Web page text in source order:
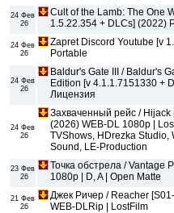
24 Фев
26
Cult of the Lamb: The One
1.5.22.354 + DLCs] (2022)
24 Фев
26
Zapret Discord Youtube [v
Portable
24 Фев
26
Baldur's Gate III / Baldur's
Edition [v 4.1.1.7151330 +
Лицензия
24 Фев
26
Захваченный рейс / Hijack
(2026) WEB-DL 1080p |
TVShows, HDrezka Studio,
Sound, LE-Production
23 Фев
26
Точка обстрела / Vantage
1080p | D, A | Open Matte
21 Фев
26
Джек Ричер / Reacher
WEB-DLRip | LostFilm